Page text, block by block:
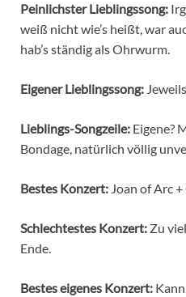
Peinlichster Lieblingssong:
weiß nicht wie’s heißt, war
hab’s ständig als Ohrwurm.
Eigener Lieblingssong:
Lieblings-Songzeile: Eigene?
Bondage, natürlich völlig
Bestes Konzert: Joan of Arc
Schlechtestes Konzert: Zu
Ende.
Bestes eigenes Konzert: